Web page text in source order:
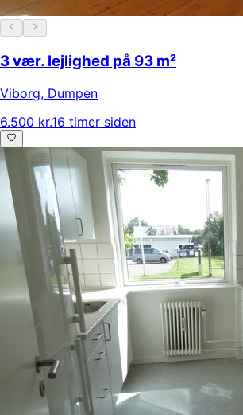
3 vær. lejlighed på 93 m²
Viborg, Dumpen
6.500 kr.16 timer siden